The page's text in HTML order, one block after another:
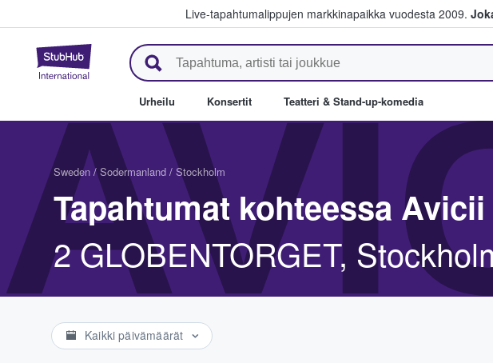
Live-tapahtumalippujen markkinapaikka vuodesta 2009.
StubHub - missä fanit ostavat ja myyvät lippuja
Urheilu Konsertit Teatteri & Stand-up-komedia
Sweden / Sodermanland / Stockholm
Tapahtumat kohteessa
2 GLOBENTORGET,
Kaikki päivämäärät